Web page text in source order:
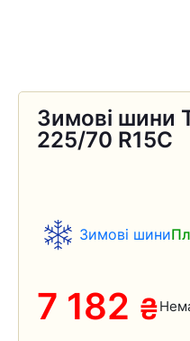
Зимові шини
225/70 R15C
Зимові шини
7 182 ₴